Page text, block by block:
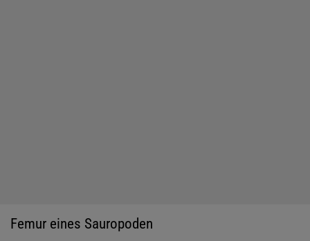
Femur eines Sauropoden